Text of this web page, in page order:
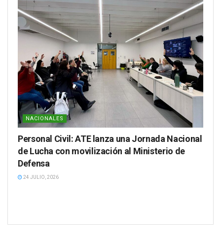
NACIONALES
Personal Civil: ATE lanza una Jornada Nacional
de Lucha con movilización al Ministerio de
Defensa
24 JULIO, 2026